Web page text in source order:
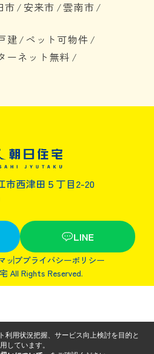
市 / 安来市 /雲南市 /
建/ ペット可物件 /
ーネット無料 /
市西津田５丁目2-20
LINE
ッププライバシーポリシー
All Rights Reserved.
利用状況把握、サービス向上検討を目的と
しています。